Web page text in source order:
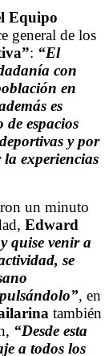
Equipo
general de los
: “El
con
en
es
espacios
y por
la experiencias
un minuto
Edward
quise venir a
se
, en
también
“Desde esta
a todos los